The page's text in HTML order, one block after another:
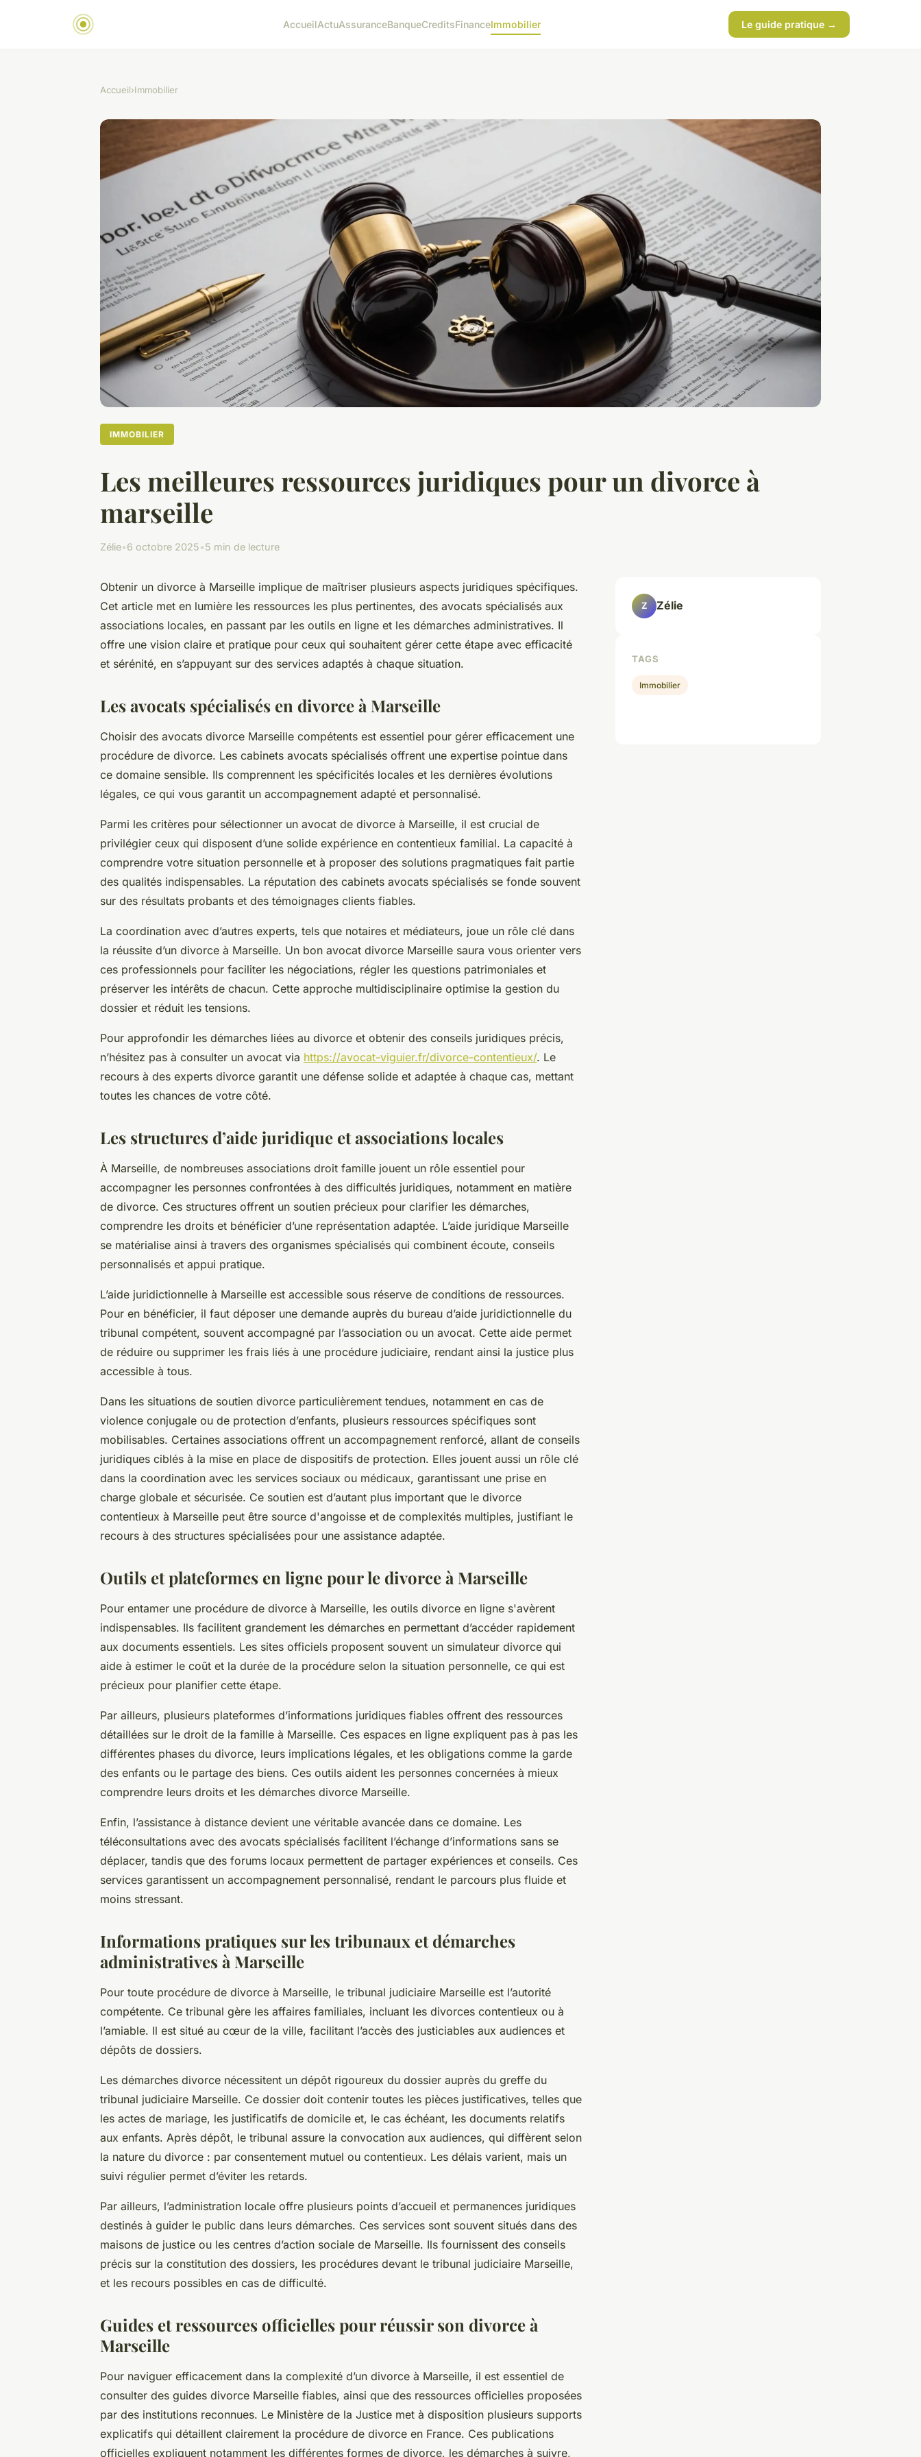
AccueilActuAssuranceBanqueCreditsFinanceImmobilier Le guide pratique →
Accueil›Immobilier
IMMOBILIER
Les meilleures ressources juridiques pour un divorce à
marseille
Zélie•6 octobre 2025•5 min de lecture
Obtenir un divorce à Marseille implique de maîtriser plusieurs aspects juridiques spécifiques.
Cet article met en lumière les ressources les plus pertinentes, des avocats spécialisés aux
associations locales, en passant par les outils en ligne et les démarches administratives. Il
offre une vision claire et pratique pour ceux qui souhaitent gérer cette étape avec efficacité
et sérénité, en s’appuyant sur des services adaptés à chaque situation.
Les avocats spécialisés en divorce à Marseille
Choisir des avocats divorce Marseille compétents est essentiel pour gérer efficacement une
procédure de divorce. Les cabinets avocats spécialisés offrent une expertise pointue dans
ce domaine sensible. Ils comprennent les spécificités locales et les dernières évolutions
légales, ce qui vous garantit un accompagnement adapté et personnalisé.
Parmi les critères pour sélectionner un avocat de divorce à Marseille, il est crucial de
privilégier ceux qui disposent d’une solide expérience en contentieux familial. La capacité à
comprendre votre situation personnelle et à proposer des solutions pragmatiques fait partie
des qualités indispensables. La réputation des cabinets avocats spécialisés se fonde souvent
sur des résultats probants et des témoignages clients fiables.
La coordination avec d’autres experts, tels que notaires et médiateurs, joue un rôle clé dans
la réussite d’un divorce à Marseille. Un bon avocat divorce Marseille saura vous orienter vers
ces professionnels pour faciliter les négociations, régler les questions patrimoniales et
préserver les intérêts de chacun. Cette approche multidisciplinaire optimise la gestion du
dossier et réduit les tensions.
Pour approfondir les démarches liées au divorce et obtenir des conseils juridiques précis,
n’hésitez pas à consulter un avocat via https://avocat-viguier.fr/divorce-contentieux/. Le
recours à des experts divorce garantit une défense solide et adaptée à chaque cas, mettant
toutes les chances de votre côté.
Les structures d’aide juridique et associations locales
À Marseille, de nombreuses associations droit famille jouent un rôle essentiel pour
accompagner les personnes confrontées à des difficultés juridiques, notamment en matière
de divorce. Ces structures offrent un soutien précieux pour clarifier les démarches,
comprendre les droits et bénéficier d’une représentation adaptée. L’aide juridique Marseille
se matérialise ainsi à travers des organismes spécialisés qui combinent écoute, conseils
personnalisés et appui pratique.
L’aide juridictionnelle à Marseille est accessible sous réserve de conditions de ressources.
Pour en bénéficier, il faut déposer une demande auprès du bureau d’aide juridictionnelle du
tribunal compétent, souvent accompagné par l’association ou un avocat. Cette aide permet
de réduire ou supprimer les frais liés à une procédure judiciaire, rendant ainsi la justice plus
accessible à tous.
Dans les situations de soutien divorce particulièrement tendues, notamment en cas de
violence conjugale ou de protection d’enfants, plusieurs ressources spécifiques sont
mobilisables. Certaines associations offrent un accompagnement renforcé, allant de conseils
juridiques ciblés à la mise en place de dispositifs de protection. Elles jouent aussi un rôle clé
dans la coordination avec les services sociaux ou médicaux, garantissant une prise en
charge globale et sécurisée. Ce soutien est d’autant plus important que le divorce
contentieux à Marseille peut être source d'angoisse et de complexités multiples, justifiant le
recours à des structures spécialisées pour une assistance adaptée.
Outils et plateformes en ligne pour le divorce à Marseille
Pour entamer une procédure de divorce à Marseille, les outils divorce en ligne s'avèrent
indispensables. Ils facilitent grandement les démarches en permettant d’accéder rapidement
aux documents essentiels. Les sites officiels proposent souvent un simulateur divorce qui
aide à estimer le coût et la durée de la procédure selon la situation personnelle, ce qui est
précieux pour planifier cette étape.
Par ailleurs, plusieurs plateformes d’informations juridiques fiables offrent des ressources
détaillées sur le droit de la famille à Marseille. Ces espaces en ligne expliquent pas à pas les
différentes phases du divorce, leurs implications légales, et les obligations comme la garde
des enfants ou le partage des biens. Ces outils aident les personnes concernées à mieux
comprendre leurs droits et les démarches divorce Marseille.
Enfin, l’assistance à distance devient une véritable avancée dans ce domaine. Les
téléconsultations avec des avocats spécialisés facilitent l’échange d’informations sans se
déplacer, tandis que des forums locaux permettent de partager expériences et conseils. Ces
services garantissent un accompagnement personnalisé, rendant le parcours plus fluide et
moins stressant.
Informations pratiques sur les tribunaux et démarches
administratives à Marseille
Pour toute procédure de divorce à Marseille, le tribunal judiciaire Marseille est l’autorité
compétente. Ce tribunal gère les affaires familiales, incluant les divorces contentieux ou à
l’amiable. Il est situé au cœur de la ville, facilitant l’accès des justiciables aux audiences et
dépôts de dossiers.
Les démarches divorce nécessitent un dépôt rigoureux du dossier auprès du greffe du
tribunal judiciaire Marseille. Ce dossier doit contenir toutes les pièces justificatives, telles que
les actes de mariage, les justificatifs de domicile et, le cas échéant, les documents relatifs
aux enfants. Après dépôt, le tribunal assure la convocation aux audiences, qui diffèrent selon
la nature du divorce : par consentement mutuel ou contentieux. Les délais varient, mais un
suivi régulier permet d’éviter les retards.
Par ailleurs, l’administration locale offre plusieurs points d’accueil et permanences juridiques
destinés à guider le public dans leurs démarches. Ces services sont souvent situés dans des
maisons de justice ou les centres d’action sociale de Marseille. Ils fournissent des conseils
précis sur la constitution des dossiers, les procédures devant le tribunal judiciaire Marseille,
et les recours possibles en cas de difficulté.
Guides et ressources officielles pour réussir son divorce à
Marseille
Pour naviguer efficacement dans la complexité d’un divorce à Marseille, il est essentiel de
consulter des guides divorce Marseille fiables, ainsi que des ressources officielles proposées
par des institutions reconnues. Le Ministère de la Justice met à disposition plusieurs supports
explicatifs qui détaillent clairement la procédure de divorce en France. Ces publications
officielles expliquent notamment les différentes formes de divorce, les démarches à suivre,
Z Zélie
TAGS
Immobilier